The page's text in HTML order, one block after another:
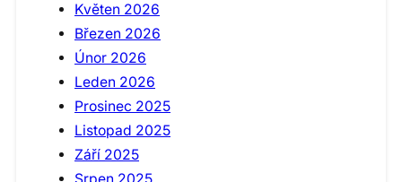
Květen 2026
Březen 2026
Únor 2026
Leden 2026
Prosinec 2025
Listopad 2025
Září 2025